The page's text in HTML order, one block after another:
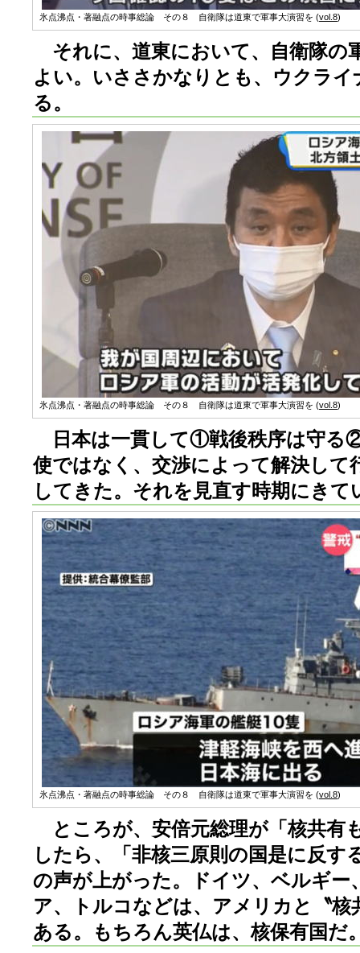
氷点沸点・著融点の時事総論 その８ 自衛隊は道東で軍事大演習を (vol.8)
それに、道東において、自衛隊の
よい。いささかなりとも、ウクラ
る。
氷点沸点・著融点の時事総論 その８ 自衛隊は道東で軍事大演習を (vol.8)
日本は一貫して①戦後秩序は守る
使ではなく、交渉によって解決して
してきた。それを見直す時期にき
氷点沸点・著融点の時事総論 その８ 自衛隊は道東で軍事大演習を (vol.8)
ところが、安倍元総理が「核共有
したら、「非核三原則の国是に反す
の声が上がった。ドイツ、ベルギー
ア、トルコなどは、アメリカと〝核
ある。もちろん英仏は、核保有国だ